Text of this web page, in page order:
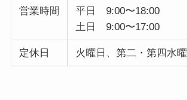
営業時間
平日 9:00〜18:00
土日 9:00〜17:00
定休日 火曜日、第二・第四水